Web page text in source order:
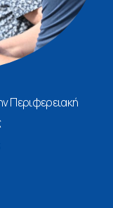
Περιφερειακή